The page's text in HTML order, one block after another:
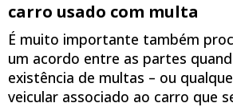
carro usado com multa
É muito importante também
um acordo entre as partes
existência de multas – ou
veicular associado ao carro que